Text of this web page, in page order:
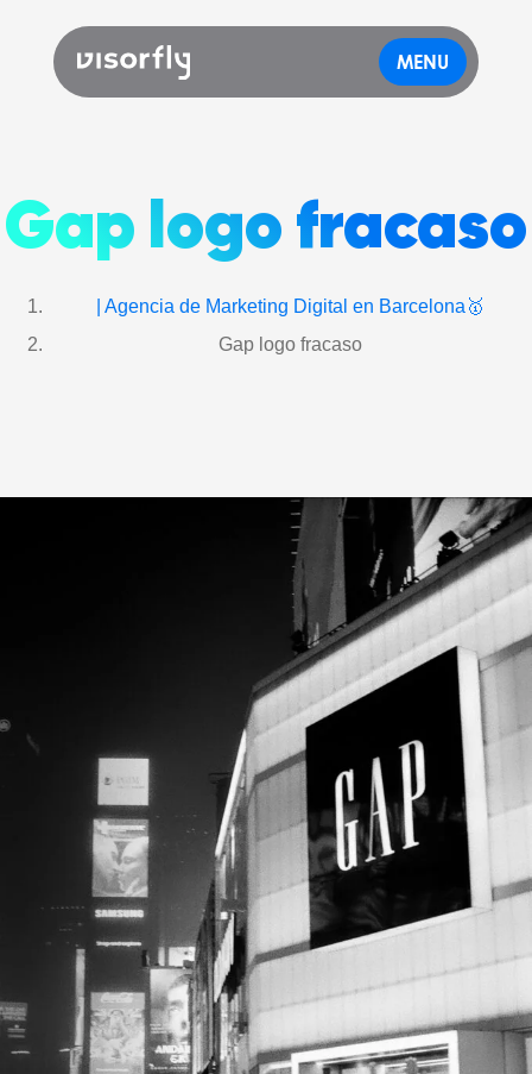
MENU
Gap logo fracaso
| Agencia de Marketing Digital en Barcelona🥇
Gap logo fracaso